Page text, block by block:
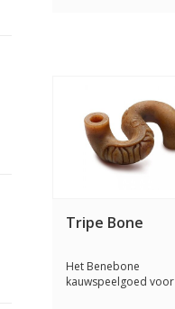
Tripe Bone
Het Benebone
kauwspeelgoed voor